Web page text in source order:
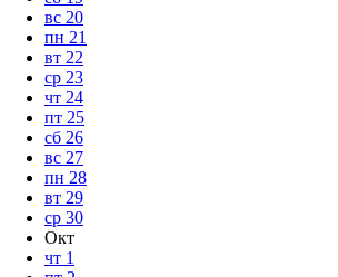
вс 20
пн 21
вт 22
ср 23
чт 24
пт 25
сб 26
вс 27
пн 28
вт 29
ср 30
Окт
чт 1